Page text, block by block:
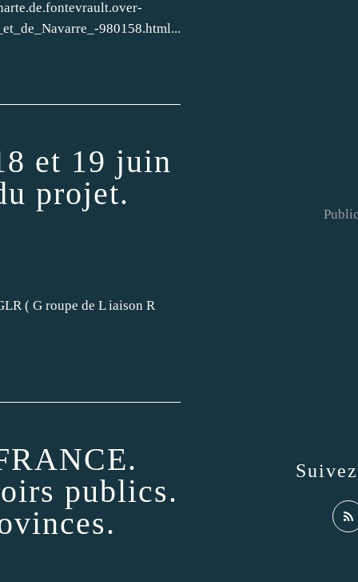
980158.html...
et 19 juin
projet.
( G roupe de L iaison R
publics.